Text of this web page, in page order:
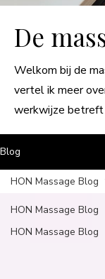
De
Welkom bij de
vertel ik meer
werkwijze betreft
Blog
HON Massage Blog
HON Massage Blog
HON Massage Blog